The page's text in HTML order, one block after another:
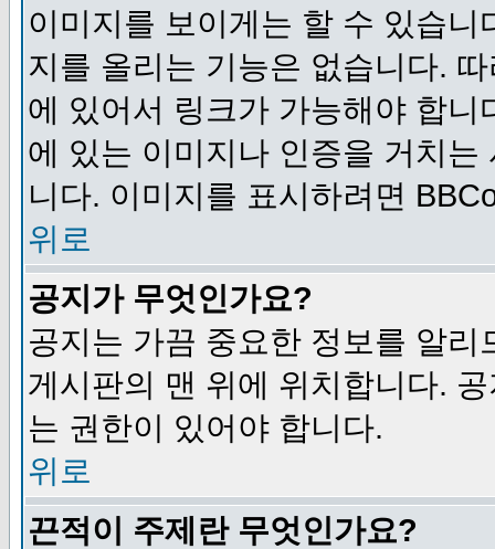
이미지를 보이게는 할 수 있습
지를 올리는 기능은 없습니다.
에 있어서 링크가 가능해야 합
에 있는 이미지나 인증을 거치
니다. 이미지를 표시하려면
위로
공지가 무엇인가요?
공지는 가끔 중요한 정보를 알
게시판의 맨 위에 위치합니다.
는 권한이 있어야 합니다.
위로
끈적이 주제란 무엇인가요?